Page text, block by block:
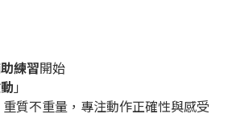
練習開始
」
質不重量，專注動作正確性與感受